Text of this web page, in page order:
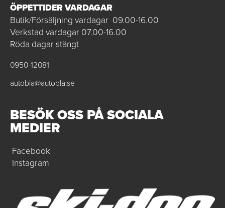
ÖPPETTIDER VARDAGAR
Butik/Försäljning vardagar 09.00-16.00
Verkstad vardagar 07.00-16.00
Röda dagar stängt
0950-12081
autobla@autobla.se
BESÖK OSS PÅ SOCIALA
MEDIER
Facebook
Instagram